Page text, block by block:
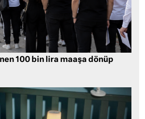
100 bin lira maaşa dönüp